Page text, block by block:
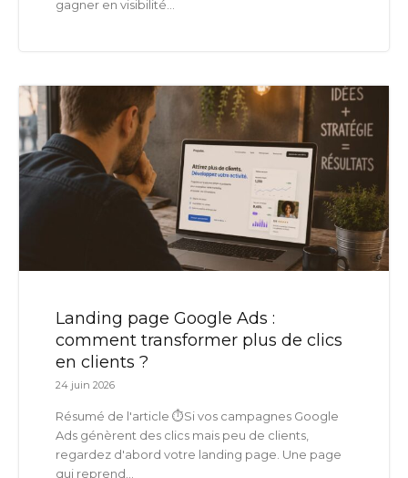
gagner en visibilité...
Landing page Google Ads :
comment transformer plus de clics
en clients ?
24 juin 2026
Résumé de l'article ⏱️Si vos campagnes Google
Ads génèrent des clics mais peu de clients,
regardez d'abord votre landing page. Une page
qui reprend...